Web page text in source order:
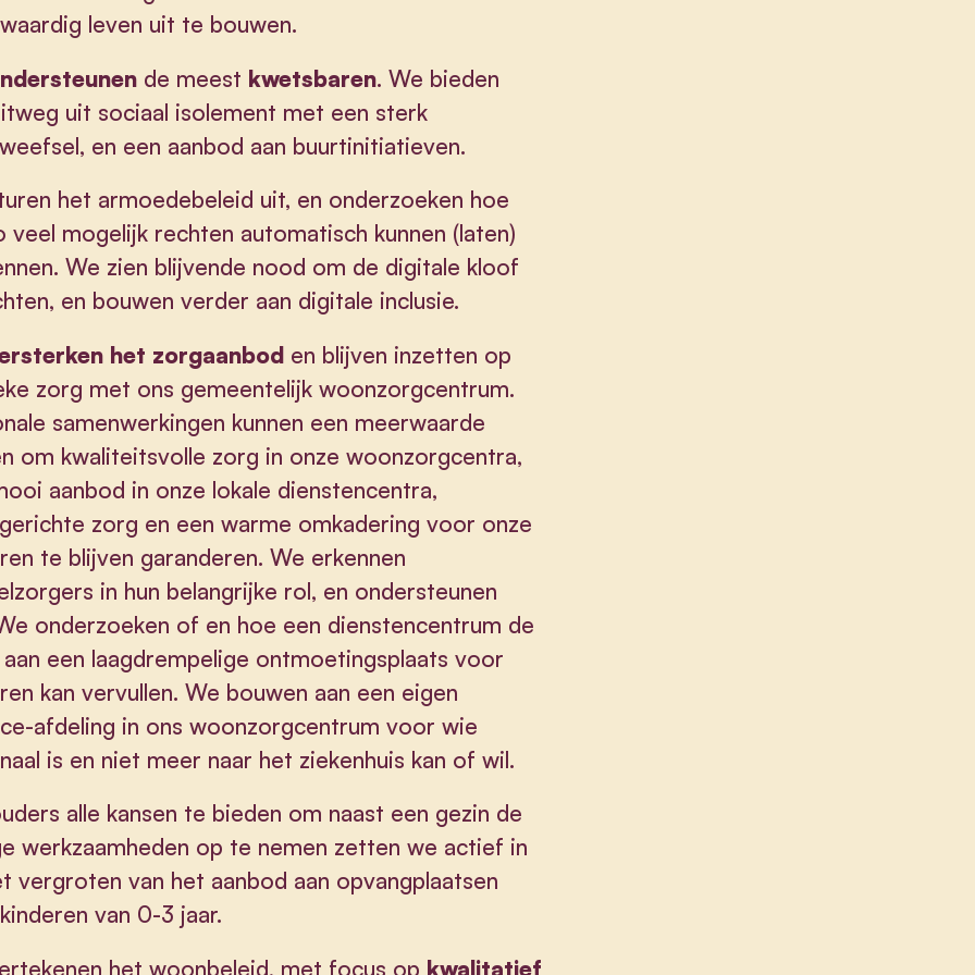
leven uit te bouwen.
de meest kwetsbaren. We bieden
uit sociaal isolement met een sterk
en een aanbod aan buurtinitiatieven.
het armoedebeleid uit, en onderzoeken hoe
veel mogelijk rechten automatisch kunnen (laten)
We zien blijvende nood om de digitale kloof
en bouwen verder aan digitale inclusie.
het zorgaanbod en blijven inzetten op
zorg met ons gemeentelijk woonzorgcentrum.
samenwerkingen kunnen een meerwaarde
om kwaliteitsvolle zorg in onze woonzorgcentra,
aanbod in onze lokale dienstencentra,
zorg en een warme omkadering voor onze
te blijven garanderen. We erkennen
in hun belangrijke rol, en ondersteunen
onderzoeken of en hoe een dienstencentrum de
een laagdrempelige ontmoetingsplaats voor
kan vervullen. We bouwen aan een eigen
afdeling in ons woonzorgcentrum voor wie
is en niet meer naar het ziekenhuis kan of wil.
alle kansen te bieden om naast een gezin de
werkzaamheden op te nemen zetten we actief in
vergroten van het aanbod aan opvangplaatsen
van 0-3 jaar.
het woonbeleid, met focus op kwalitatief